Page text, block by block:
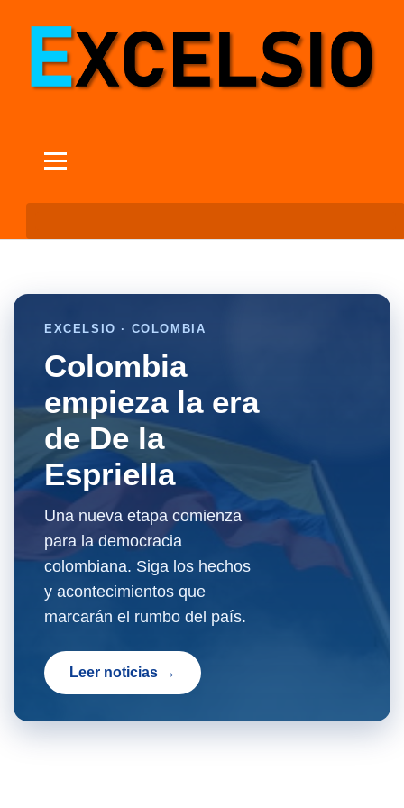
EXCELSIO · COLOMBIA
Colombia
empieza la era
de De la
Espriella
Una nueva etapa comienza
para la democracia
colombiana. Siga los hechos
y acontecimientos que
marcarán el rumbo del país.
Leer noticias →